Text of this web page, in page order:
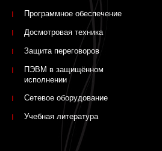
Программное обеспечение
Досмотровая техника
Защита переговоров
ПЭВМ в защищённом
исполнении
Сетевое оборудование
Учебная литература